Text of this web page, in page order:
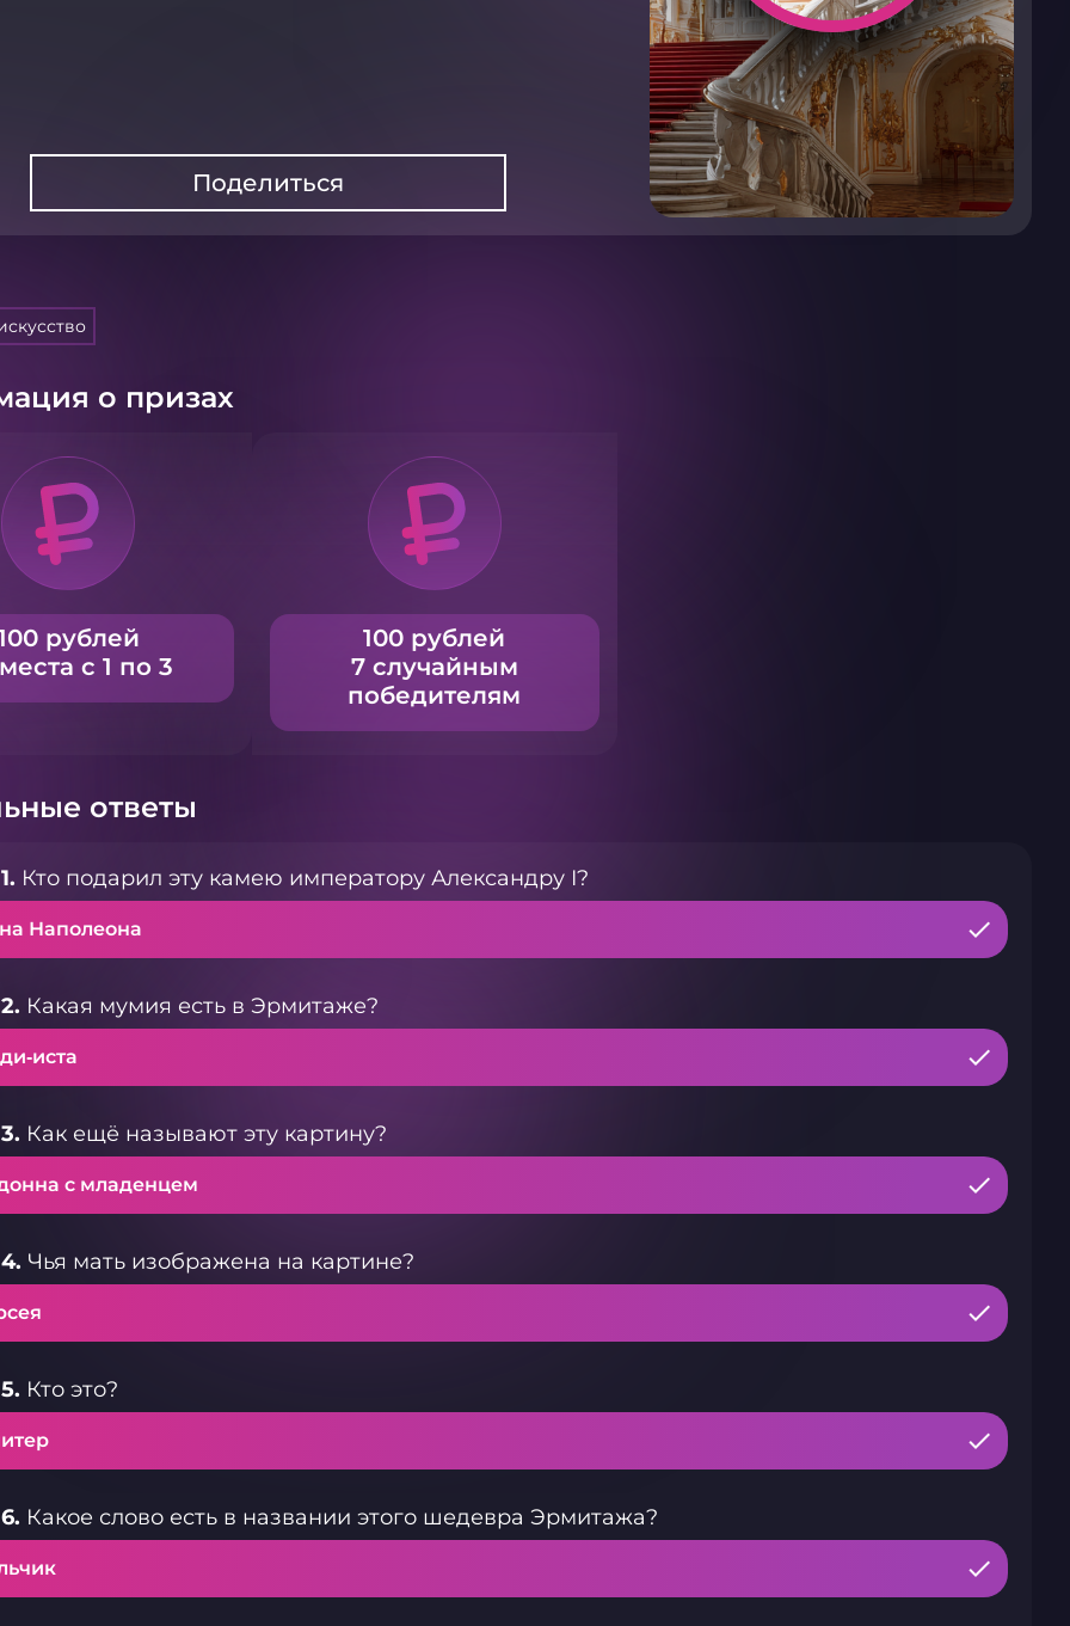
Поделиться
о призах
рублей
с 1 по 3
100 рублей
7 случайным
победителям
ответы
Кто подарил эту камею императору Александру I?
Наполеона
Какая мумия есть в Эрмитаже?
Как ещё называют эту картину?
с младенцем
Чья мать изображена на картине?
Кто это?
Какое слово есть в названии этого шедевра Эрмитажа?